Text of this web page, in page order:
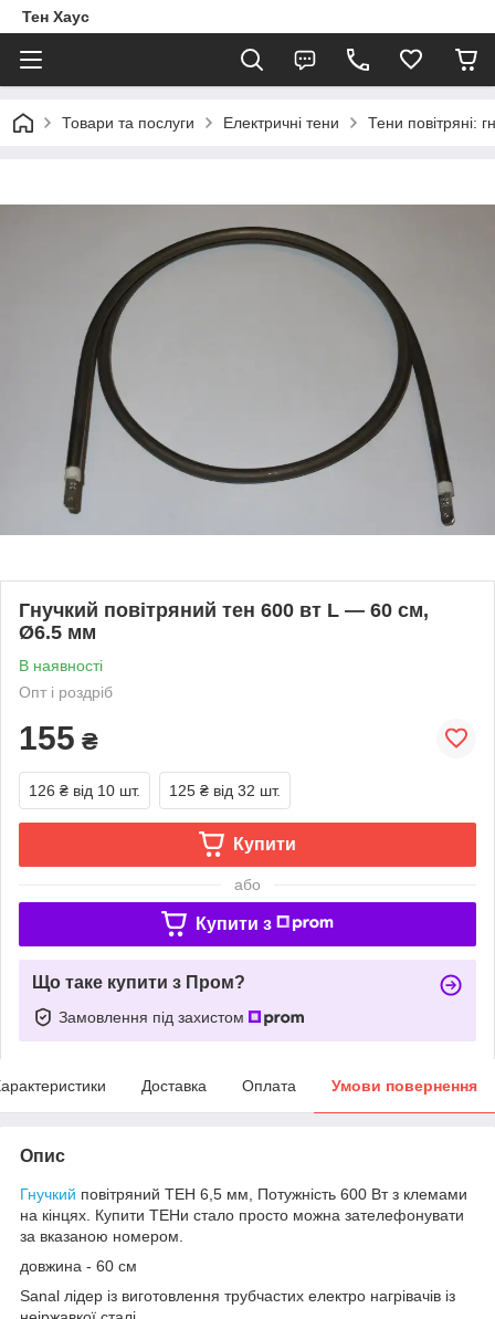
Тен Хаус
Товари та послуги Електричні тени Тени повітряні:
Гнучкий повітряний тен 600 вт L — 60 см,
Ø6.5 мм
В наявності
Опт і роздріб
155 ₴
126 ₴ від 10 шт. 125 ₴ від 32 шт.
Купити
або
Купити з
Що таке купити з Пром?
Замовлення під захистом
Доставка Оплата Умови повернення
Опис
Гнучкий повітряний ТЕН 6,5 мм, Потужність 600 Вт з клемами
на кінцях. Купити ТЕНи стало просто можна зателефонувати
за вказаною номером.
довжина - 60 см
Sanal лідер із виготовлення трубчастих електро нагрівачів із